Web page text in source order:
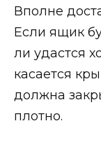
Вполне
Если ящик
ли удастся
касается
должна
плотно.